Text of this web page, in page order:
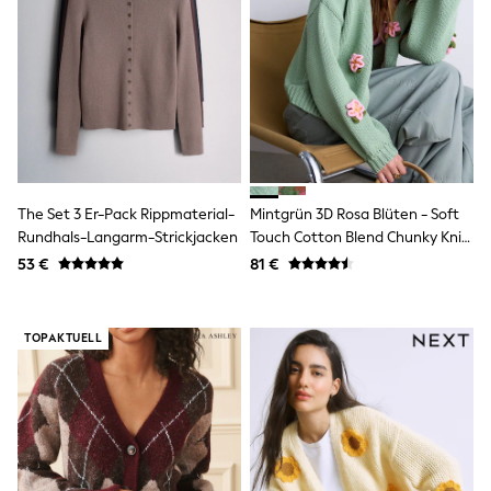
Fleeces
Teddy Borg
Puffers
Snowsuits
Shop all
Shop All
Disney
Gaming
Harry Potter
Spider man
Leggings
Swim
Gifts for Children
eVouchers
All Girls Brands
Lipsy Girl
Boden
The Set 3 Er-Pack Rippmaterial-
Rundhals-Langarm-Strickjacken
53 €
Mintgrün 3D Rosa Blüten - Soft
Touch Cotton Blend Chunky Knit
Cardigan
81 €
TOPAKTUELL